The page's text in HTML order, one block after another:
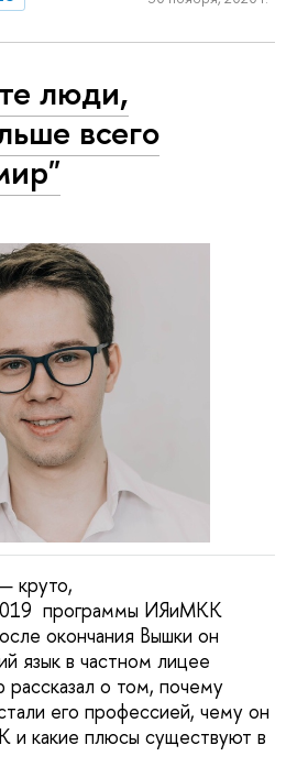
люди,
всего
круто,
программы ИЯиМКК
окончания Вышки он
язык в частном лицее
о том, почему
его профессией, чему он
и какие плюсы существуют в